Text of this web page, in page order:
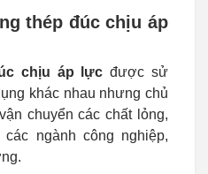
thép đúc chịu áp
chịu áp lực được sử
khác nhau nhưng chủ
chuyển các chất lỏng,
ngành công nghiệp,